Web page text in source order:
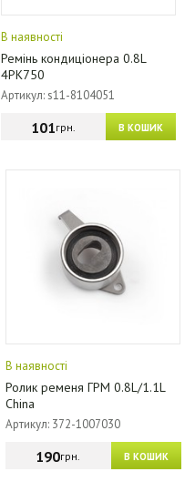
В наявності
Ремінь кондиціонера 0.8L
4PK750
Артикул: s11-8104051
В КОШИК
101грн.
В наявності
Ролик ременя ГРМ 0.8L/1.1L
China
Артикул: 372-1007030
В КОШИК
190грн.